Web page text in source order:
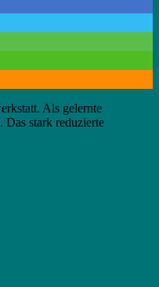
Als gelernte
Das stark reduzierte